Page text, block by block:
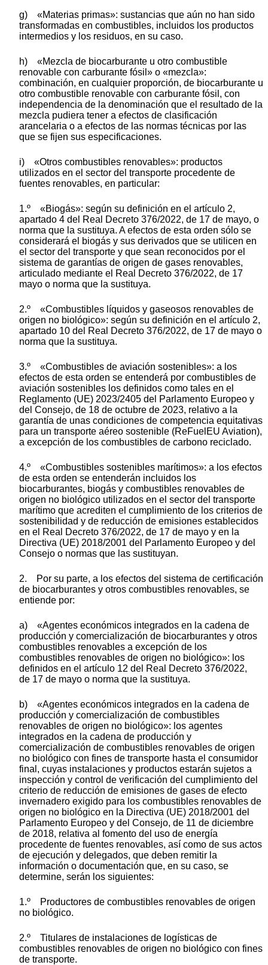
g) «Materias primas»: sustancias que aún no han sido
transformadas en combustibles, incluidos los productos
intermedios y los residuos, en su caso.
h) «Mezcla de biocarburante u otro combustible
renovable con carburante fósil» o «mezcla»:
combinación, en cualquier proporción, de biocarburante u
otro combustible renovable con carburante fósil, con
independencia de la denominación que el resultado de la
mezcla pudiera tener a efectos de clasificación
arancelaria o a efectos de las normas técnicas por las
que se fijen sus especificaciones.
i) «Otros combustibles renovables»: productos
utilizados en el sector del transporte procedente de
fuentes renovables, en particular:
1.º «Biogás»: según su definición en el artículo 2,
apartado 4 del Real Decreto 376/2022, de 17 de mayo, o
norma que la sustituya. A efectos de esta orden sólo se
considerará el biogás y sus derivados que se utilicen en
el sector del transporte y que sean reconocidos por el
sistema de garantías de origen de gases renovables,
articulado mediante el Real Decreto 376/2022, de 17
mayo o norma que la sustituya.
2.º «Combustibles líquidos y gaseosos renovables de
origen no biológico»: según su definición en el artículo 2,
apartado 10 del Real Decreto 376/2022, de 17 de mayo o
norma que la sustituya.
3.º «Combustibles de aviación sostenibles»: a los
efectos de esta orden se entenderá por combustibles de
aviación sostenibles los definidos como tales en el
Reglamento (UE) 2023/2405 del Parlamento Europeo y
del Consejo, de 18 de octubre de 2023, relativo a la
garantía de unas condiciones de competencia equitativas
para un transporte aéreo sostenible (ReFuelEU Aviation),
a excepción de los combustibles de carbono reciclado.
4.º «Combustibles sostenibles marítimos»: a los efectos
de esta orden se entenderán incluidos los
biocarburantes, biogás y combustibles renovables de
origen no biológico utilizados en el sector del transporte
marítimo que acrediten el cumplimiento de los criterios de
sostenibilidad y de reducción de emisiones establecidos
en el Real Decreto 376/2022, de 17 de mayo y en la
Directiva (UE) 2018/2001 del Parlamento Europeo y del
Consejo o normas que las sustituyan.
2. Por su parte, a los efectos del sistema de certificación
de biocarburantes y otros combustibles renovables, se
entiende por:
a) «Agentes económicos integrados en la cadena de
producción y comercialización de biocarburantes y otros
combustibles renovables a excepción de los
combustibles renovables de origen no biológico»: los
definidos en el artículo 12 del Real Decreto 376/2022,
de 17 de mayo o norma que la sustituya.
b) «Agentes económicos integrados en la cadena de
producción y comercialización de combustibles
renovables de origen no biológico»: los agentes
integrados en la cadena de producción y
comercialización de combustibles renovables de origen
no biológico con fines de transporte hasta el consumidor
final, cuyas instalaciones y productos estarán sujetos a
inspección y control de verificación del cumplimiento del
criterio de reducción de emisiones de gases de efecto
invernadero exigido para los combustibles renovables de
origen no biológico en la Directiva (UE) 2018/2001 del
Parlamento Europeo y del Consejo, de 11 de diciembre
de 2018, relativa al fomento del uso de energía
procedente de fuentes renovables, así como de sus actos
de ejecución y delegados, que deben remitir la
información o documentación que, en su caso, se
determine, serán los siguientes:
1.º Productores de combustibles renovables de origen
no biológico.
2.º Titulares de instalaciones de logísticas de
combustibles renovables de origen no biológico con fines
de transporte.